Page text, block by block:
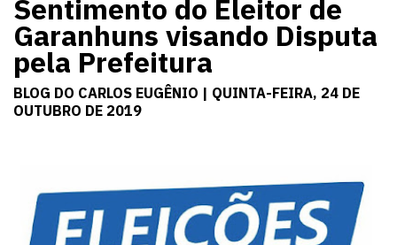
Sentimento do Eleitor de
Garanhuns visando Disputa
pela Prefeitura
BLOG DO CARLOS EUGÊNIO | QUINTA-FEIRA, 24 DE
OUTUBRO DE 2019